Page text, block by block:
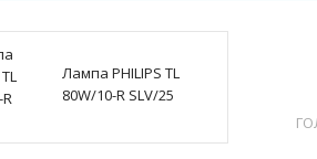
Лампа PHILIPS TL
80W/10-R SLV/25